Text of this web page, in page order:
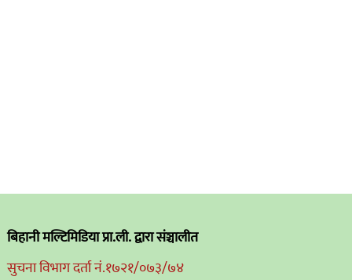
बिहानी मल्टिमिडिया प्रा.ली. द्वारा संञ्चालीत
सुचना विभाग दर्ता नं.१७२१/०७३/७४